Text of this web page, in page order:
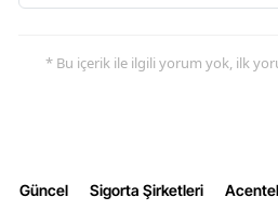
* Bu içerik ile ilgili yorum yok, ilk
Güncel Sigorta Şirketleri